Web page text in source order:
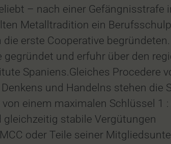
– nach einer Gefängnisstrafe
Metalltradition ein
erste Cooperative
und erfuhr über den
Spaniens.Gleiches Procedere
und Handelns stehen die
einem maximalen Schlüssel 1 :
stabile Vergütungen
oder Teile seiner